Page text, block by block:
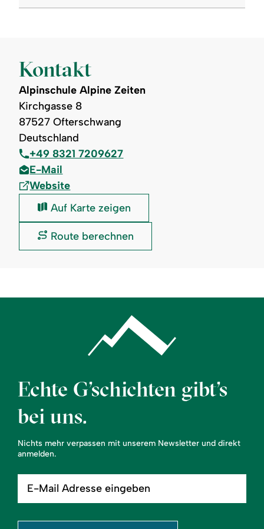
Kontakt
Alpinschule Alpine Zeiten
Kirchgasse 8
87527 Ofterschwang
Deutschland
+49 8321 7209627
E-Mail
Website
Alpinschule
Auf Karte zeigen
Alpinschule
Route berechnen
Echte G’schichten gibt’s
bei uns.
Nichts mehr verpassen mit unserem Newsletter und direkt
anmelden.
Mail
eingeben